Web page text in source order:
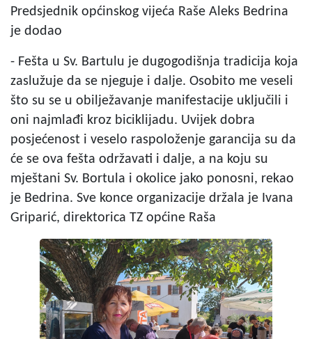
Predsjednik općinskog vijeća Raše Aleks Bedrina
je dodao
- Fešta u Sv. Bartulu je dugogodišnja tradicija koja
zaslužuje da se njeguje i dalje. Osobito me veseli
što su se u obilježavanje manifestacije uključili i
oni najmlađi kroz biciklijadu. Uvijek dobra
posjećenost i veselo raspoloženje garancija su da
će se ova fešta održavati i dalje, a na koju su
mještani Sv. Bortula i okolice jako ponosni, rekao
je Bedrina. Sve konce organizacije držala je Ivana
Griparić, direktorica TZ općine Raša